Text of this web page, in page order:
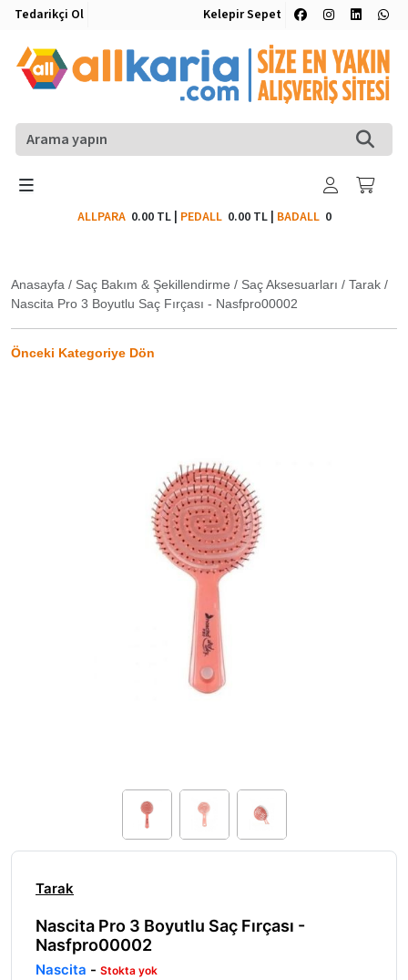
Tedarikçi Ol Kelepir Sepet
ALLPARA 0.00 TL| PEDALL 0.00 TL| BADALL0
Anasayfa / Saç Bakım & Şekillendirme / Saç Aksesuarları / Tarak /
Nascita Pro 3 Boyutlu Saç Fırçası - Nasfpro00002
Önceki Kategoriye Dön
Tarak
Nascita Pro 3 Boyutlu Saç Fırçası -
Nasfpro00002
Nascita - Stokta yok